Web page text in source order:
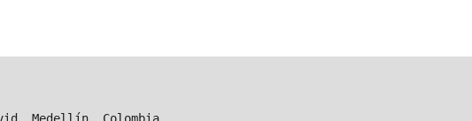
Medellín, Colombia.